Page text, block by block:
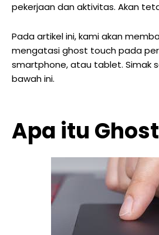
pekerjaan dan aktivitas. Akan
Pada artikel ini, kami akan
mengatasi ghost touch pada
smartphone, atau tablet. Simak
bawah ini.
Apa itu